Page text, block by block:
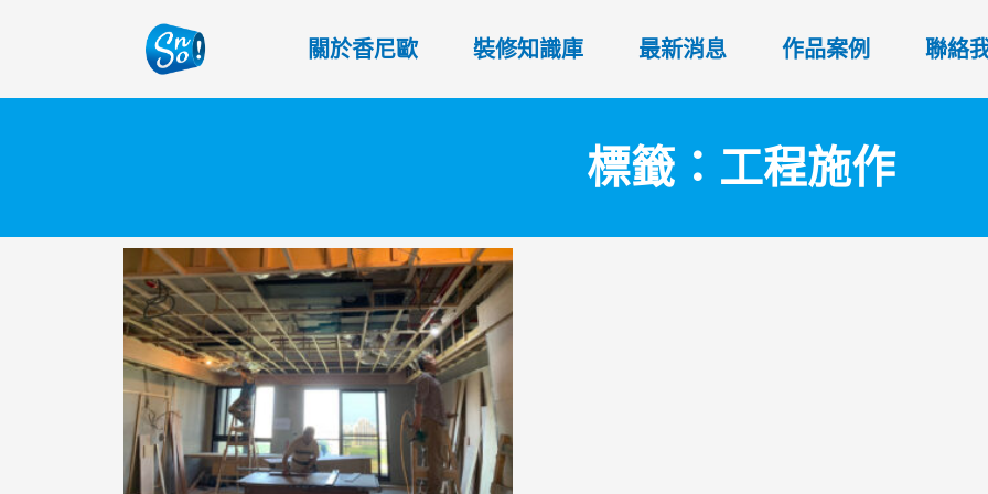
關於香尼歐 裝修知識庫 最新消息 作品案例 聯絡
標籤：工程施作